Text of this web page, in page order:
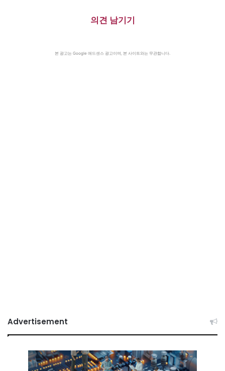
의견 남기기
본 광고는 Google 애드센스 광고이며, 본 사이트와는 무관합니다.
Advertisement